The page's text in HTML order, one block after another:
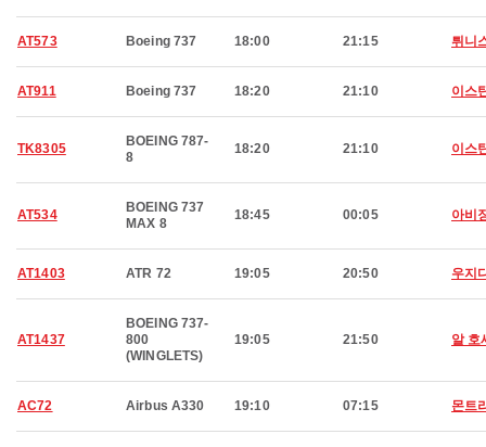
AT573 Boeing 737 18:00 21:15 튀니
AT911 Boeing 737 18:20 21:10 이스
TK8305
BOEING 787-
8
18:20 21:10 이스
AT534
BOEING 737
MAX 8
18:45 00:05 아비
AT1403 ATR 72 19:05 20:50 우지
AT1437
BOEING 737-
800
(WINGLETS)
19:05 21:50 알 호
AC72 Airbus A330 19:10 07:15 몬트